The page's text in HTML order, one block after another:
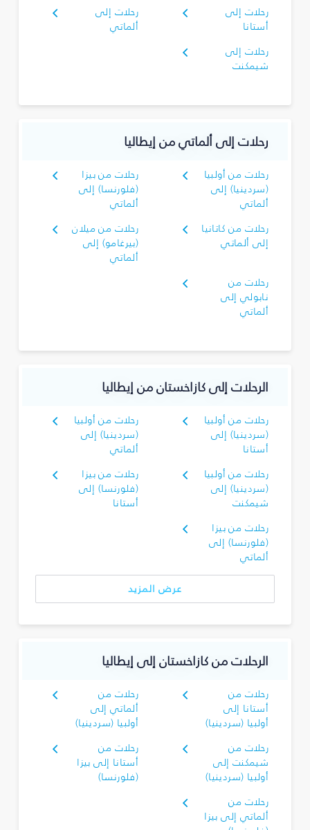
رحلات إلى
أستانا
رحلات إلى
ألماتي
رحلات إلى
شيمكنت
رحلات إلى ألماتي من إيطاليا
رحلات من أولبيا
(سردينيا) إلى
ألماتي
رحلات من بيزا
(فلورنسا) إلى
ألماتي
رحلات من كاتانيا
إلى ألماتي
رحلات من ميلان
(بيرغامو) إلى
ألماتي
رحلات من
نابولي إلى
ألماتي
الرحلات إلى كازاخستان من إيطاليا
رحلات من أولبيا
(سردينيا) إلى
أستانا
رحلات من أولبيا
(سردينيا) إلى
ألماتي
رحلات من أولبيا
(سردينيا) إلى
شيمكنت
رحلات من بيزا
(فلورنسا) إلى
أستانا
رحلات من بيزا
(فلورنسا) إلى
ألماتي
عرض المزيد
الرحلات من كازاخستان إلى إيطاليا
رحلات من
أستانا إلى
أولبيا (سردينيا)
رحلات من
ألماتي إلى
أولبيا (سردينيا)
رحلات من
شيمكنت إلى
أولبيا (سردينيا)
رحلات من
أستانا إلى بيزا
(فلورنسا)
رحلات من
ألماتي إلى بيزا